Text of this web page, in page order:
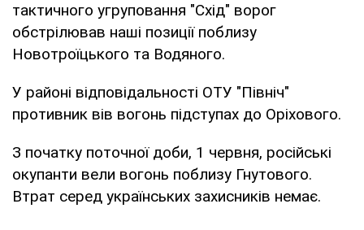
тактичного угруповання "Схід" ворог
обстрілював наші позиції поблизу
Новотроїцького та Водяного.
У районі відповідальності ОТУ "Північ"
противник вів вогонь підступах до Оріхового.
З початку поточної доби, 1 червня, російські
окупанти вели вогонь поблизу Гнутового.
Втрат серед українських захисників немає.